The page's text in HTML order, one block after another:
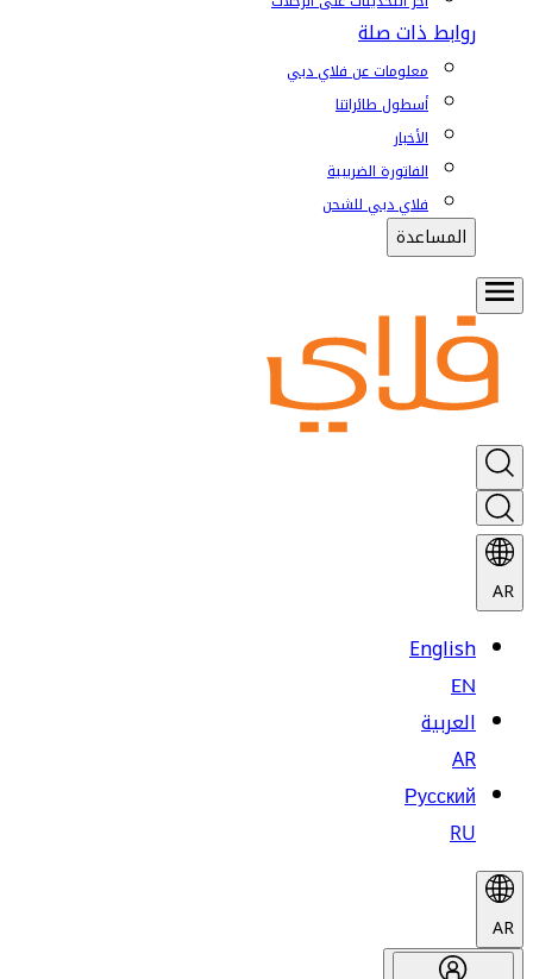
روابط ذات صلة
معلومات عن فلاي دبي
أسطول طائراتنا
الأخبار
الفاتورة الضريبية
فلاي دبي للشحن
المساعدة
AR
English
EN
العربية
AR
Русский
RU
AR